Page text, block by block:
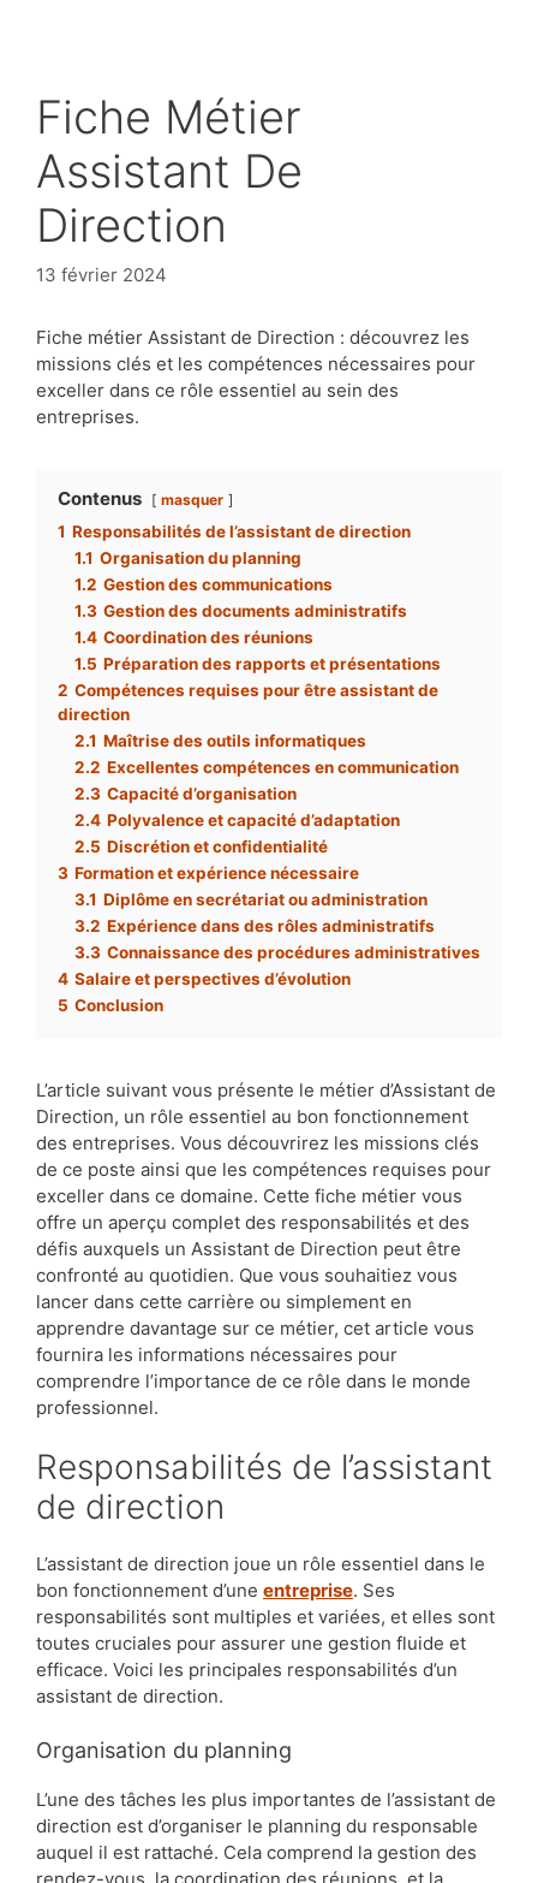
Fiche Métier
Assistant De
Direction
13 février 2024
Fiche métier Assistant de Direction : découvrez les
missions clés et les compétences nécessaires pour
exceller dans ce rôle essentiel au sein des
entreprises.
Contenus masquer
1 Responsabilités de l’assistant de direction
1.1 Organisation du planning
1.2 Gestion des communications
1.3 Gestion des documents administratifs
1.4 Coordination des réunions
1.5 Préparation des rapports et présentations
2 Compétences requises pour être assistant de
direction
2.1 Maîtrise des outils informatiques
2.2 Excellentes compétences en communication
2.3 Capacité d’organisation
2.4 Polyvalence et capacité d’adaptation
2.5 Discrétion et confidentialité
3 Formation et expérience nécessaire
3.1 Diplôme en secrétariat ou administration
3.2 Expérience dans des rôles administratifs
3.3 Connaissance des procédures administratives
4 Salaire et perspectives d’évolution
5 Conclusion
L’article suivant vous présente le métier d’Assistant de
Direction, un rôle essentiel au bon fonctionnement
des entreprises. Vous découvrirez les missions clés
de ce poste ainsi que les compétences requises pour
exceller dans ce domaine. Cette fiche métier vous
offre un aperçu complet des responsabilités et des
défis auxquels un Assistant de Direction peut être
confronté au quotidien. Que vous souhaitiez vous
lancer dans cette carrière ou simplement en
apprendre davantage sur ce métier, cet article vous
fournira les informations nécessaires pour
comprendre l’importance de ce rôle dans le monde
professionnel.
Responsabilités de l’assistant
de direction
L’assistant de direction joue un rôle essentiel dans le
bon fonctionnement d’une entreprise. Ses
responsabilités sont multiples et variées, et elles sont
toutes cruciales pour assurer une gestion fluide et
efficace. Voici les principales responsabilités d’un
assistant de direction.
Organisation du planning
L’une des tâches les plus importantes de l’assistant de
direction est d’organiser le planning du responsable
auquel il est rattaché. Cela comprend la gestion des